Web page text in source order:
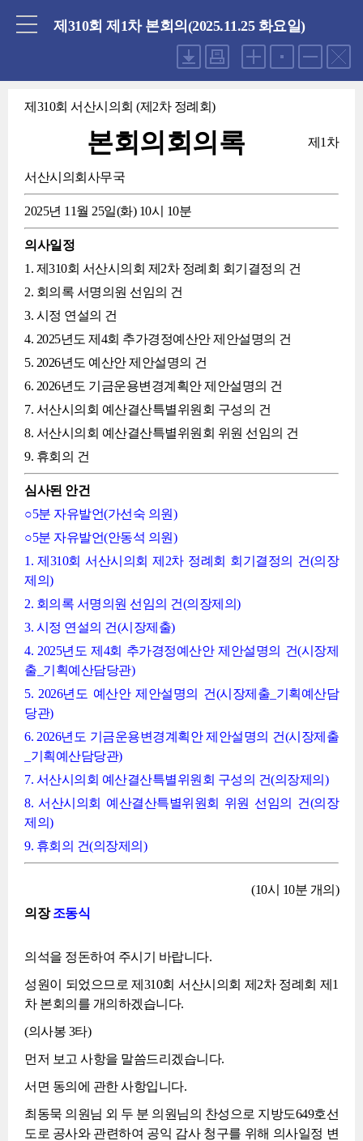
제310회 제1차 본회의(2025.11.25 화요일)
제310회 서산시의회 (제2차 정례회)
본회의회의록 제1차
서산시의회사무국
2025년 11월 25일(화) 10시 10분
의사일정
1. 제310회 서산시의회 제2차 정례회 회기결정의 건
2. 회의록 서명의원 선임의 건
3. 시정 연설의 건
4. 2025년도 제4회 추가경정예산안 제안설명의 건
5. 2026년도 예산안 제안설명의 건
6. 2026년도 기금운용변경계획안 제안설명의 건
7. 서산시의회 예산결산특별위원회 구성의 건
8. 서산시의회 예산결산특별위원회 위원 선임의 건
9. 휴회의 건
심사된 안건
○5분 자유발언(가선숙 의원)
○5분 자유발언(안동석 의원)
1. 제310회 서산시의회 제2차 정례회 회기결정의 건(의장
제의)
2. 회의록 서명의원 선임의 건(의장제의)
3. 시정 연설의 건(시장제출)
4. 2025년도 제4회 추가경정예산안 제안설명의 건(시장제
출_기획예산담당관)
5. 2026년도 예산안 제안설명의 건(시장제출_기획예산담
당관)
6. 2026년도 기금운용변경계획안 제안설명의 건(시장제출
_기획예산담당관)
7. 서산시의회 예산결산특별위원회 구성의 건(의장제의)
8. 서산시의회 예산결산특별위원회 위원 선임의 건(의장
제의)
9. 휴회의 건(의장제의)
(10시 10분 개의)
의장조동식
의석을 정돈하여 주시기 바랍니다.
성원이 되었으므로 제310회 서산시의회 제2차 정례회 제1
차 본회의를 개의하겠습니다.
(의사봉 3타)
먼저 보고 사항을 말씀드리겠습니다.
서면 동의에 관한 사항입니다.
최동묵 의원님 외 두 분 의원님의 찬성으로 지방도649호선
도로 공사와 관련하여 공익 감사 청구를 위해 의사일정 변